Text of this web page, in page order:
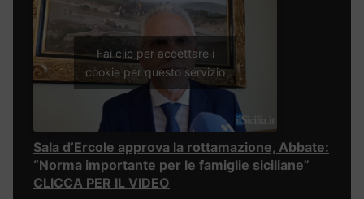
Fai clic per accettare i
cookie per questo servizio
Sala d’Ercole approva la rottamazione, Abbate:
“Norma importante per le famiglie siciliane”
CLICCA PER IL VIDEO